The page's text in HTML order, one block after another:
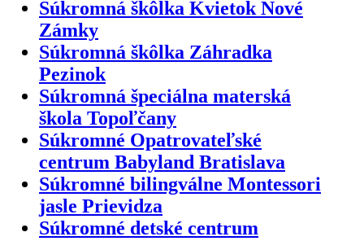
Súkromná škôlka Kvietok Nové
Zámky
Súkromná škôlka Záhradka
Pezinok
Súkromná špeciálna materská
škola Topoľčany
Súkromné Opatrovateľské
centrum Babyland Bratislava
Súkromné bilingválne Montessori
jasle Prievidza
Súkromné detské centrum